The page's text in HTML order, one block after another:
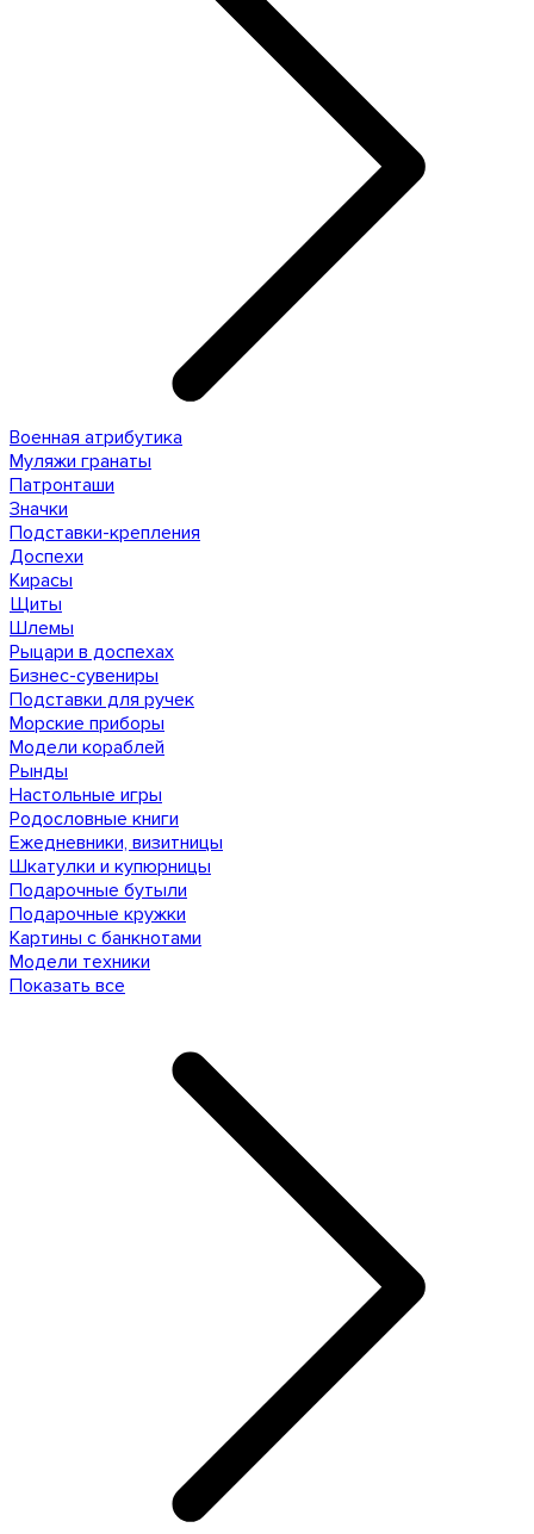
Военная атрибутика
Муляжи гранаты
Патронташи
Значки
Подставки-крепления
Доспехи
Кирасы
Щиты
Шлемы
Рыцари в доспехах
Бизнес-сувениры
Подставки для ручек
Морские приборы
Модели кораблей
Рынды
Настольные игры
Родословные книги
Ежедневники, визитницы
Шкатулки и купюрницы
Подарочные бутыли
Подарочные кружки
Картины с банкнотами
Модели техники
Показать все